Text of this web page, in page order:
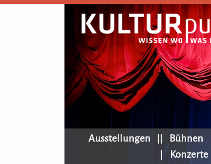
KULTURpur Navigation
Ausstellungen Bühnen
Konzerte